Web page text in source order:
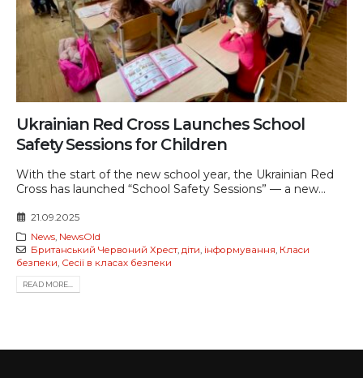
Ukrainian Red Cross Launches School
Safety Sessions for Children
With the start of the new school year, the Ukrainian Red
Cross has launched “School Safety Sessions” — a new...
21.09.2025
News, NewsOld
Британський Червоний Хрест, діти, інформування, Класи
безпеки, Сесії в класах безпеки
READ MORE...